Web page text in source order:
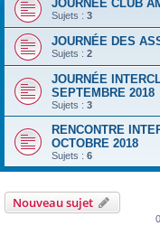
JOURNÉE CLUB
Sujets : 3
JOURNÉE DES
Sujets : 2
JOURNÉE
SEPTEMBRE 2018
Sujets : 3
RENCONTRE
OCTOBRE 2018
Sujets : 6
Nouveau sujet